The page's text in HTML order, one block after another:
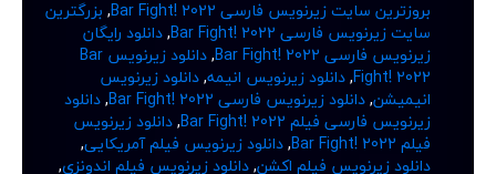
بروزترین سایت زیرنویس فارسی Bar Fight! 2022
, بزرگترین
سایت زیرنویس فارسی Bar Fight! 2022
,دانلود رایگان
زیرنویس فارسی Bar Fight! 2022
,
دانلود زیرنویس Bar
Fight! 2022
,دانلود زیرنویس انیمه,دانلود زیرنویس
انیمیشن,دانلود زیرنویس فارسی Bar Fight! 2022 ,دانلود
زیرنویس فارسی فیلم Bar Fight! 2022
,دانلود زیرنویس
فیلم Bar Fight! 2022
,دانلود زیرنویس فیلم آمریکایی,
دانلود زیرنویس فیلم اکشن,دانلود زیرنویس فیلم اندونزی,